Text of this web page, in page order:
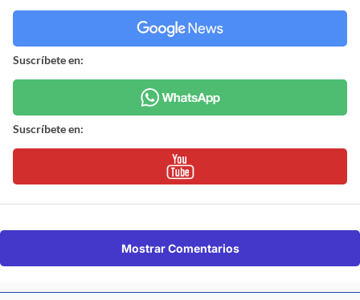
Suscríbete en:
Suscríbete en:
Mostrar Comentarios